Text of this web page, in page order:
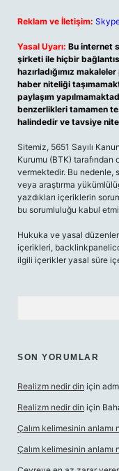
Reklam ve İletişim:
Yasal Uyarı: Bu internet
şirketi ile hiçbir
hazırladığımız
haber niteliği
paylaşım
benzerlikleri tamamen
halindedir ve tavsiye
Sitemiz, 5651 Sayılı
Kurumu (BTK) tarafından
vermektedir. Bu nedenle,
veya araştırma
yazdıkları içeriklerin
bu sorumluluğu kabul
Hukuka ve yasal
içerikleri,
ilgili içerikler yasal süre
SON YORUMLAR
Realizm nedir din için
Realizm nedir din için
Çalım kelimesinin anlamı
Çalım kelimesinin anlamı